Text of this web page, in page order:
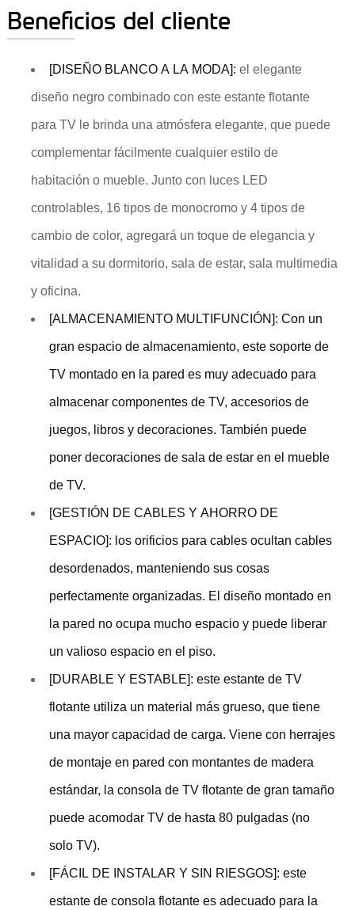
Beneficios del cliente
[DISEÑO BLANCO A LA MODA]: el elegante
diseño negro combinado con este estante flotante
para TV le brinda una atmósfera elegante, que puede
complementar fácilmente cualquier estilo de
habitación o mueble. Junto con luces LED
controlables, 16 tipos de monocromo y 4 tipos de
cambio de color, agregará un toque de elegancia y
vitalidad a su dormitorio, sala de estar, sala multimedia
y oficina.
[ALMACENAMIENTO MULTIFUNCIÓN]: Con un
gran espacio de almacenamiento, este soporte de
TV montado en la pared es muy adecuado para
almacenar componentes de TV, accesorios de
juegos, libros y decoraciones. También puede
poner decoraciones de sala de estar en el mueble
de TV.
[GESTIÓN DE CABLES Y AHORRO DE
ESPACIO]: los orificios para cables ocultan cables
desordenados, manteniendo sus cosas
perfectamente organizadas. El diseño montado en
la pared no ocupa mucho espacio y puede liberar
un valioso espacio en el piso.
[DURABLE Y ESTABLE]: este estante de TV
flotante utiliza un material más grueso, que tiene
una mayor capacidad de carga. Viene con herrajes
de montaje en pared con montantes de madera
estándar, la consola de TV flotante de gran tamaño
puede acomodar TV de hasta 80 pulgadas (no
solo TV).
[FÁCIL DE INSTALAR Y SIN RIESGOS]: este
estante de consola flotante es adecuado para la